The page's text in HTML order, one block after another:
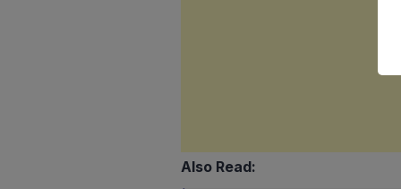
Also Read: